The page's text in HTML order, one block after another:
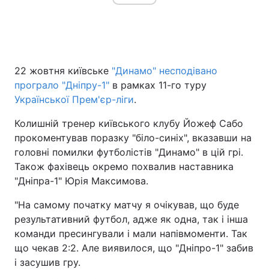
22 жовтня київське "Динамо" несподівано
програло "Дніпру-1" в рамках 11-го туру
Української Прем'єр-ліги.
Колишній тренер київського клубу Йожеф Сабо
прокоментував поразку "біло-синіх", вказавши на
головні помилки футболістів "Динамо" в цій грі.
Також фахівець окремо похвалив наставника
"Дніпра-1" Юрія Максимова.
"На самому початку матчу я очікував, що буде
результативний футбол, адже як одна, так і інша
команди пресингували і мали напівмоменти. Так
що чекав 2:2. Але виявилося, що "Дніпро-1" забив
і засушив гру.